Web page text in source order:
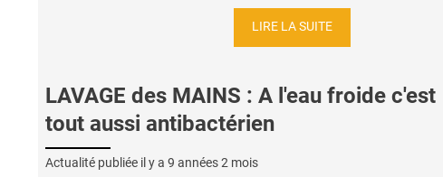
LIRE LA SUITE
LAVAGE des MAINS : A l'eau froide c'est
tout aussi antibactérien
Actualité publiée il y a 9 années 2 mois